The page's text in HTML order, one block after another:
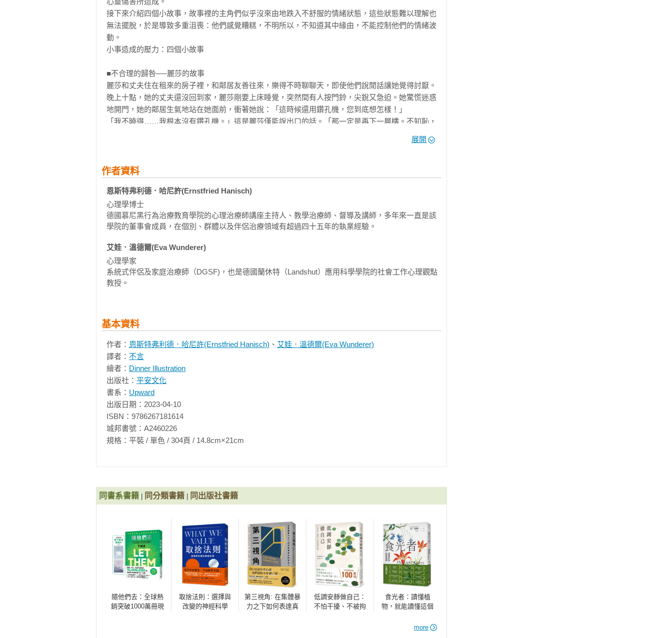
M-E-A-公式：蚊子、大象和激動情緒
生活經驗及其留下的痕跡：七種典型大象
大象一：「我擔心失去庇護」
大象二：「我不受尊重」
大象四：「我不受重視和尊重」
大象五：「我不是其中一分子」
大象六：「我總是要讓步」
大象七：「沒人幫我」
穩固的人際關係
重視和尊重
平等對待和公平
情欲和性欲
安全感
自主
您的需求總結：您滿意嗎？有衝突嗎？
第四章
找出您的大象們
您的大象：如何找出通往大象的途徑
途徑一：蚊子
途徑二：激動情緒
途徑三及四：受傷點和自我保護程式
途徑五：自我及外界形象
第五章
重視基本需求：適當的問題解決方式取代過去的自我保護程式
檢視根深柢固的信念
替代的問題解決方式
正向的自我形象和他者的真實形象
認識自己的優點，運用這些長處
排除曾經歷的「弱點」
也是邁向未來的一步：不帶憤怒的和善回顧
接下來介紹四個小故事，故事裡的主角們似乎沒來由地跌入不舒服的情緒狀態，這些狀態難以理解也
無法擺脫，於是導致多重沮喪：他們感覺糟糕，不明所以，不知道其中緣由，不能控制他們的情緒波
動。
小事造成的壓力：四個小故事
■不合理的歸咎──麗莎的故事
麗莎和丈夫住在租來的房子裡，和鄰居友善往來，樂得不時聊聊天，即使他們說閒話讓她覺得討厭。
晚上十點，她的丈夫還沒回到家，麗莎剛要上床睡覺，突然間有人按門鈴，尖銳又急迫。她驚慌迷惑
地開門，她的鄰居生氣地站在她面前，衝著她說：「這時候還用鑽孔機，您到底想怎樣！」
「我不曉得……我根本沒有鑽孔機。」這是麗莎僅能說出口的話。「那一定是再下一層樓。不知恥，
說：「抱歉。」然後關上門。她微微發抖，第一個念頭是：「希望她相信不是我！」然後上床睡覺。
天找她抗議，麗莎堅拒，無論如何難以平靜。他變得不耐煩，「現在先睡吧，反正又沒發生什麼
■沒有實際傷害──史蒂凡的故事
史蒂凡散步結束後走向他的車子，他遠遠地看見另一個駕駛把車轉出停車位時，擦撞了他的新車保險
桿，而且顯然想一走了之。史蒂凡憤怒地跑上前去，手腳揮舞，一邊怒吼：「你一定想肇逃！」另一
個駕駛從後照鏡看到這一幕，下車問他發生了什麼事，他想著只不過輕輕碰了一下車子而已。兩個人
一起仔細檢查保險桿，什麼都看不出來，史蒂凡還是止不住怒氣，他粗聲粗氣地堅稱：「立刻說出你
的保險公司，不然我就報警！」被責怪的駕駛冰冷地回應：「隨您高興，您明明看到根本沒什麼。」
他回答：「汽車必須送到維修廠檢測，車子可能有內傷（他真的這麼說！）。」另一個駕駛只是搖搖
頭，開走了。史蒂凡奔跑著追了幾公尺，揮舞雙手好壯大聲勢，憤怒地要求對方「馬上停車！」，聽
到的只有幾個冷眼旁觀的行人。
一個經典而且恆久的問題範例：安娜和彼得結婚三年了，一起住在寬敞的都會住宅裡。安娜目前有個
公室返家，安娜迎接著問他：「今天過得怎麼樣？」他只以一聲輕嘆回應，脫掉大衣、夾克，解下領
帶之後，他就陷進沙發裡。安娜知道這個態度表示：「電池已經沒電，我需要安靜！」這種情況下想
等到他反問自己今天的感受只會是徒勞。因此她只提醒了一句：「廚房裡還有些吃的。」接著隱含一
絲不耐煩說：「要是你等會兒能整理你的襪子和客廳裡的報紙就好了。」彼得於是生氣地回答：「妳
又要開始了嗎？難道沒有更重要的話可說？」安娜這時明顯較大聲地說：「你問我？你才剛到家就立
刻縮在報紙後面，比起經濟專欄，還是不管你迫切想讀的哪個部分，你顯然對我過得如何不感興
趣。」彼得在沙發上坐得更沉，他的姿態並非放鬆，而是內在退縮的表現。他攤平的手滑過額頭，有
如想撫平他的怒紋。為了避免爭吵，他努力尋求諒解，也因為他記起自己一再承諾，不把東西散放四
處。「抱歉，我今天早上真的匆忙。」
塞巴斯提安和妻子蘇菲雅冬天去度假，他們和好友夫妻一起租了山中小屋。塞巴斯提安經過幾個月的
他一方面高興能逃離持續高壓一段時間，另一方面他又擔心，他的同事可能在他休假時入侵他的勢力
範圍，可能在他缺席時作出重大決策……被雪覆蓋的山區景色，以及收音機傳來的韋瓦第《四季》將
說到美食，他思索是否買足食物，小屋並不提供飲食。直到這時他才又想到，他的妻子早在幾天前就
拜託他買好東西。在假期前的收尾工作壓力之下，他完全忘了這回事（或許也因為他基本上認為那應
該是太太的任務）。他只得認清自己的疏失，打他朋友的手機。他覺得才不過講了兩句，對方就宣
稱：「就買你們需要的東西，我們已經準備好我們所需要的東西。」塞巴斯提安頓時情緒低落下來，
他有點失望，感到不安。一路下來，他都沒說什麼話，抵達小屋之後，他很快縮進自己的房間，又感
覺疲累，沒興趣聊天。他妻子善意地詢問他怎麼回事，只是更讓他拒人千里。
這時他的手機響起，他的一個同事打電話來，對自己的打擾致歉，但強調他有多迫切需要塞巴斯提安
的建議，好解決一個剛出現的問題。塞巴斯提安在這個領域是知名專家，他想出正確的解決方式，他
的同事明顯鬆了口氣，表達謝意，掛上電話之前不忘再度表達歉意。結束通話之後，塞巴斯提安自覺
展開
作者資料
恩斯特弗利德．哈尼許(Ernstfried Hanisch)
心理學博士
德國慕尼黑行為治療教育學院的心理治療師講座主持人、教學治療師、督導及講師，多年來一直是該
學院的董事會成員，在個別、群體以及伴侶治療領域有超過四十五年的執業經驗。
艾娃．溫德爾(Eva Wunderer)
心理學家
系統式伴侶及家庭治療師（DGSF)，也是德國蘭休特（Landshut）應用科學學院的社會工作心理觀點
教授。
基本資料
作者： 恩斯特弗利德．哈尼許(Ernstfried Hanisch) 、 艾娃．溫德爾(Eva Wunderer)
譯者： 不言
繪者： Dinner Illustration
出版社： 平安文化
書系： Upward
出版日期：2023-04-10
ISBN：9786267181614
城邦書號：A2460226
規格：平裝 / 單色 / 304頁 / 14.8cm×21cm
同書系書籍 同分類書籍 同出版社書籍
隨他們去：全球熱
銷突破1000萬冊現
取捨法則：選擇與
改變的神經科學
第三視角: 在集體暴
力之下如何表達真
低調安靜做自己：
不怕干擾、不被拘
食光者：讀懂植
物，就能讀懂這個
more